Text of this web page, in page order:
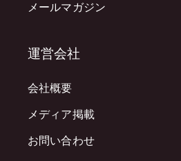
メールマガジン
運営会社
会社概要
メディア掲載
お問い合わせ